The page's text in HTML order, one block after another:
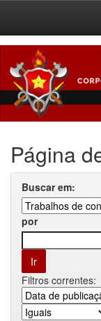
navigation
Página
Buscar em:
por
Filtros correntes: